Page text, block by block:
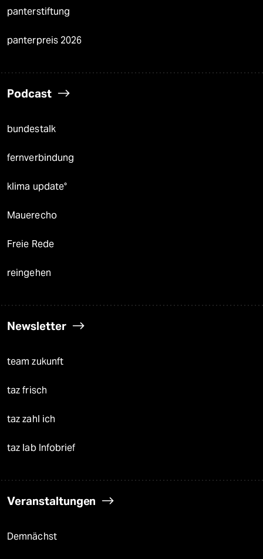
panterstiftung
panterpreis 2026
Podcast
bundestalk
fernverbindung
klima update°
Mauerecho
Freie Rede
reingehen
Newsletter
team zukunft
taz frisch
taz zahl ich
taz lab Infobrief
Veranstaltungen
Demnächst